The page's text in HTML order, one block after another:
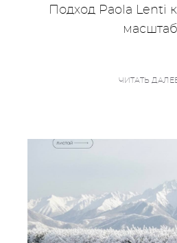
Подход Paola Lenti
ЧИТАТЬ